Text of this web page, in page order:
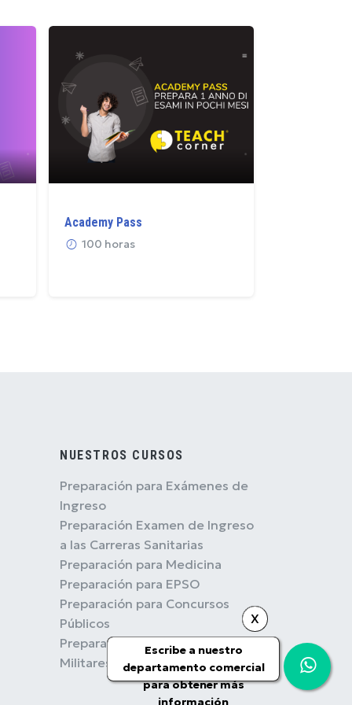
Academy Pass
100 horas
X
Escribe a nuestro
departamento comercial
para obtener más
información
NUESTROS CURSOS
Preparación para Exámenes de
Ingreso
Preparación Examen de Ingreso
a las Carreras Sanitarias
Preparación para Medicina
Preparación para EPSO
Preparación para Concursos
Públicos
Preparación para Concursos
Militares